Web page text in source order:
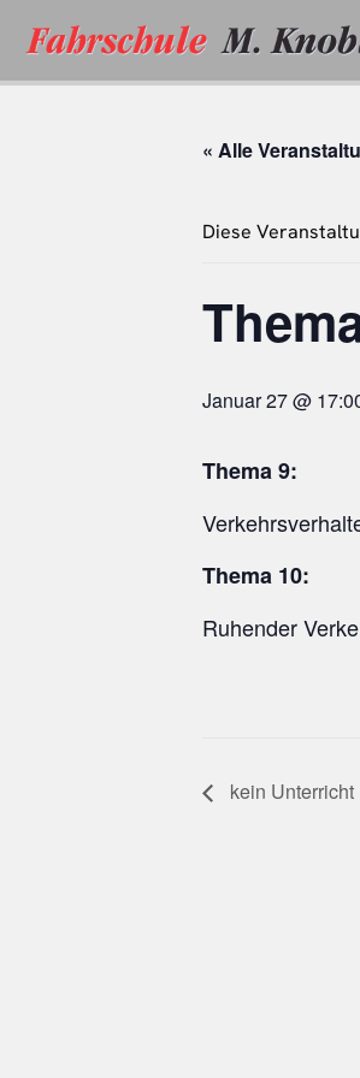
« Alle
Diese
Januar 27 @
Thema 9:
Thema 10:
Ruhender
kein Unterricht